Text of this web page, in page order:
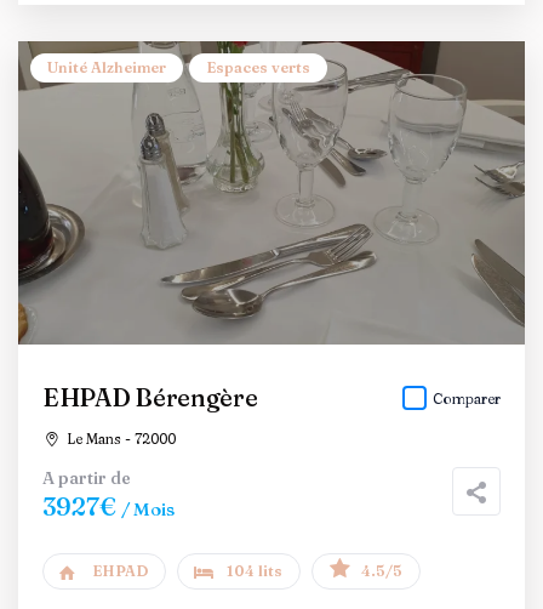
Unité Alzheimer Espaces verts
EHPAD Bérengère
Le Mans - 72000
Comparer
A partir de
3927€ / Mois
EHPAD 104 lits 4.5/5